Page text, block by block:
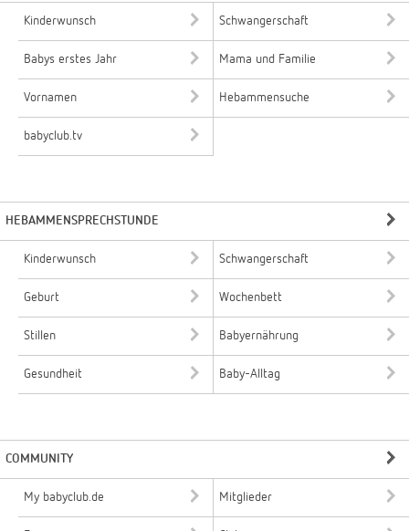
Kinderwunsch Schwangerschaft
Babys erstes Jahr Mama und Familie
Vornamen Hebammensuche
babyclub.tv
HEBAMMENSPRECHSTUNDE
Kinderwunsch Schwangerschaft
Geburt Wochenbett
Stillen Babyernährung
Gesundheit Baby-Alltag
COMMUNITY
My babyclub.de Mitglieder